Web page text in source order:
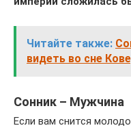
Читайте также:
видеть во сне
Сонник – Мужчина
Если вам снится